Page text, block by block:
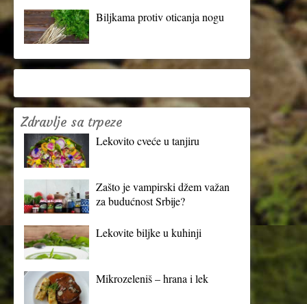
Biljkama protiv oticanja nogu
Zdravlje sa trpeze
Lekovito cveće u tanjiru
Zašto je vampirski džem važan
za budućnost Srbije?
Lekovite biljke u kuhinji
Mikrozeleniš – hrana i lek